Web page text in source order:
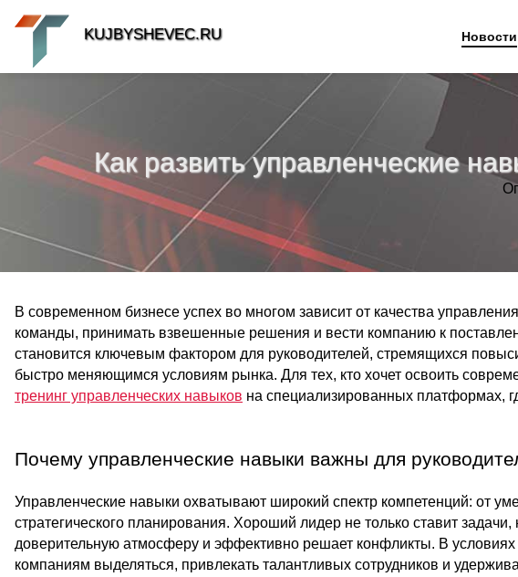
Как развить управленческие
В современном бизнесе успех во многом зависит от качества
команды, принимать взвешенные решения и вести компанию к
становится ключевым фактором для руководителей, стремящихся
быстро меняющимся условиям рынка. Для тех, кто хочет освоить
тренинг управленческих навыков на специализированных платформах,
Почему управленческие навыки важны для
Управленческие навыки охватывают широкий спектр компетенций: от
стратегического планирования. Хороший лидер не только ставит
доверительную атмосферу и эффективно решает конфликты. В условиях
компаниям выделяться, привлекать талантливых сотрудников и
KUJBYSHEVEC.RU Новости